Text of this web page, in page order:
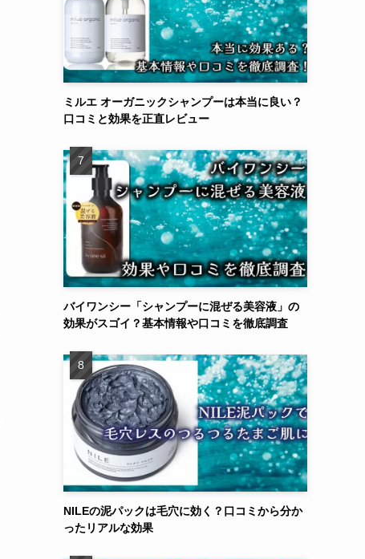
ミルエ オーガニックシャンプーは本当に良い？
口コミと効果を正直レビュー
バイワンシー「シャンプーに混ぜる美容液」の
効果がスゴイ？基本情報や口コミを徹底調査
NILEの泥パックは毛穴に効く？口コミから分か
ったリアルな効果